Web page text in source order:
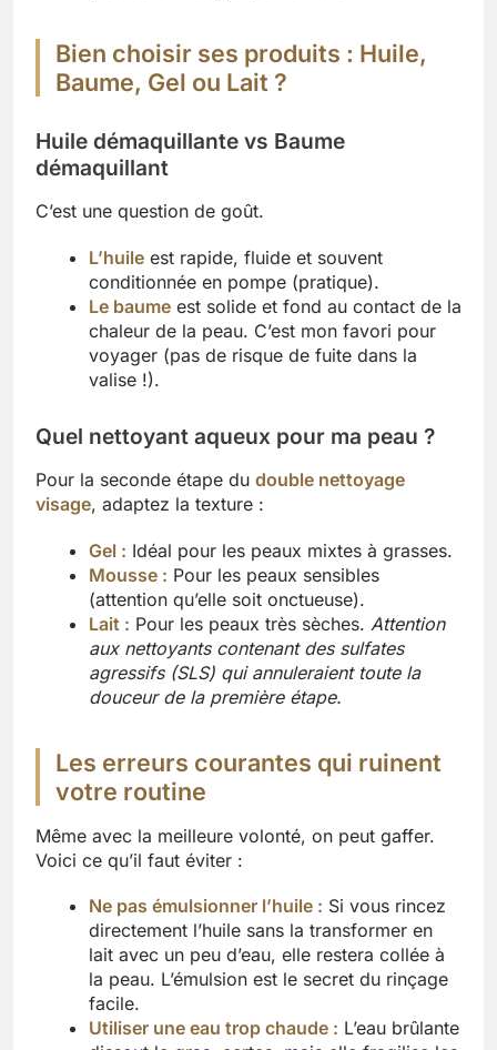
Bien choisir ses produits : Huile,
Baume, Gel ou Lait ?
Huile démaquillante vs Baume
démaquillant
C’est une question de goût.
L’huile est rapide, fluide et souvent
conditionnée en pompe (pratique).
Le baume est solide et fond au contact de la
chaleur de la peau. C’est mon favori pour
voyager (pas de risque de fuite dans la
valise !).
Quel nettoyant aqueux pour ma peau ?
Pour la seconde étape du double nettoyage
visage, adaptez la texture :
Gel : Idéal pour les peaux mixtes à grasses.
Mousse : Pour les peaux sensibles
(attention qu’elle soit onctueuse).
Lait : Pour les peaux très sèches. Attention
aux nettoyants contenant des sulfates
agressifs (SLS) qui annuleraient toute la
douceur de la première étape.
Les erreurs courantes qui ruinent
votre routine
Même avec la meilleure volonté, on peut gaffer.
Voici ce qu’il faut éviter :
Ne pas émulsionner l’huile : Si vous rincez
directement l’huile sans la transformer en
lait avec un peu d’eau, elle restera collée à
la peau. L’émulsion est le secret du rinçage
facile.
Utiliser une eau trop chaude : L’eau brûlante